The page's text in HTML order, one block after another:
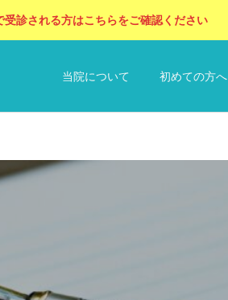
診される方はこちらをご確認ください
当院について 初めての方へ